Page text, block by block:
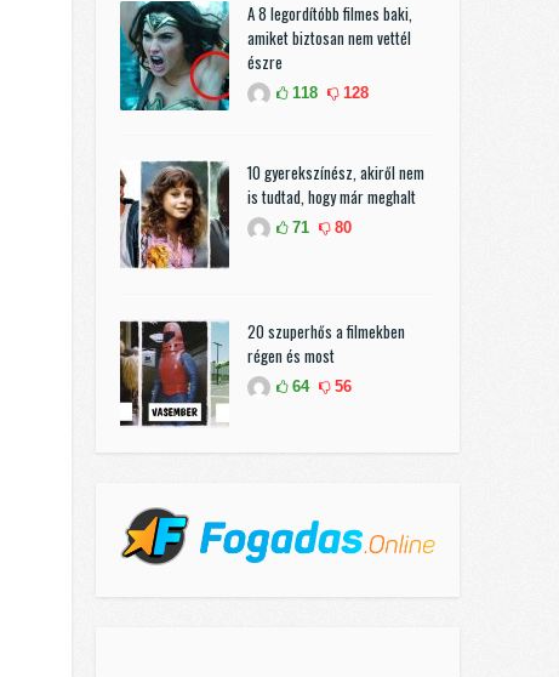
A 8 legordítóbb filmes baki,
amiket biztosan nem vettél
észre
118 128
10 gyerekszínész, akiről nem
is tudtad, hogy már meghalt
71 80
20 szuperhős a filmekben
régen és most
64 56